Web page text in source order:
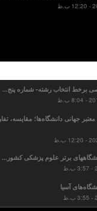
برخط انتخاب رشته- شماره پنج...
جهانی دانشگاه‌ها؛ مقایسه،
برتر علوم پزشکی کشور...
آسیا